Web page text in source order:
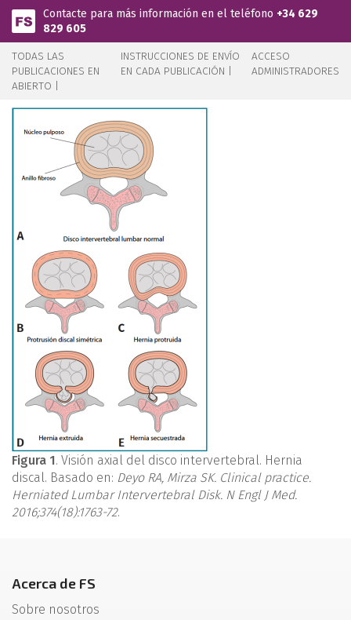
Pasar al contenido principal
Contacte para más información en el teléfono +34 629
829 605
TODAS LAS
PUBLICACIONES EN
ABIERTO |
INSTRUCCIONES DE ENVÍO
EN CADA PUBLICACIÓN |
ACCESO
ADMINISTRADORES
Figura 1. Visión axial del disco intervertebral. Hernia
discal. Basado en: Deyo RA, Mirza SK. Clinical practice.
Herniated Lumbar Intervertebral Disk. N Engl J Med.
2016;374(18):1763-72.
Acerca de FS
Sobre nosotros